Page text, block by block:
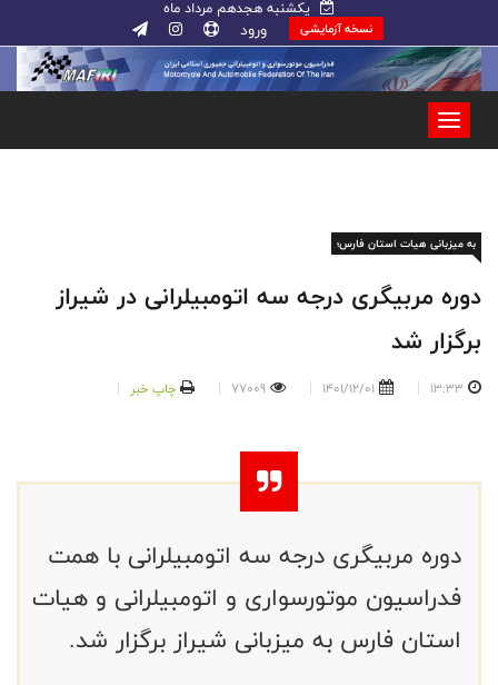
یکشنبه هجدهم مرداد ماه
نسخه آزمایشی ورود
به میزبانی هیات استان فارس؛
دوره مربیگری درجه سه اتومبیلرانی در شیراز
برگزار شد
13:33
1401/12/01
77009 چاپ خبر
دوره مربیگری درجه سه اتومبیلرانی با همت
فدراسیون موتورسواری و اتومبیلرانی و هیات
استان فارس به میزبانی شیراز برگزار شد.